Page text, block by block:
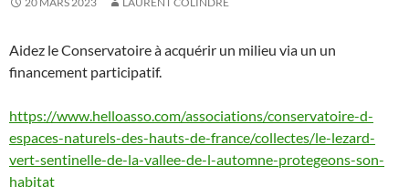
Aidez le Conservatoire à acquérir un milieu via un un
financement participatif.
https://www.helloasso.com/associations/conservatoire-d-
espaces-naturels-des-hauts-de-france/collectes/le-lezard-
vert-sentinelle-de-la-vallee-de-l-automne-protegeons-son-
habitat